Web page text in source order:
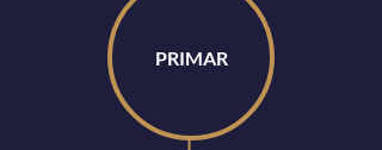
PRIMAR